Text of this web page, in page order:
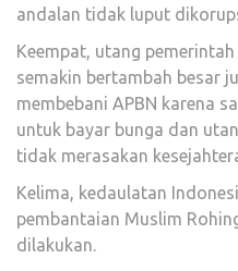
andalan tidak luput
Keempat, utang
semakin bertambah besar
membebani APBN karena
untuk bayar bunga dan
tidak merasakan
Kelima, kedaulatan
pembantaian Muslim
dilakukan.